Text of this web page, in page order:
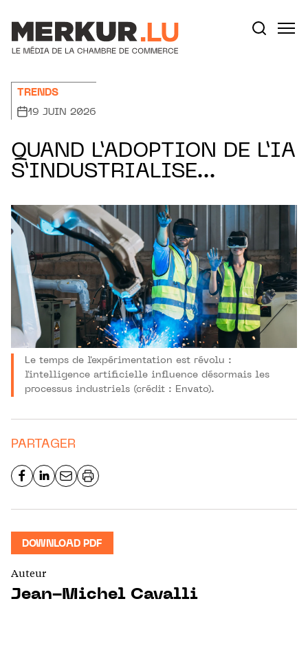
TRENDS
19 JUIN 2026
QUAND L’ADOPTION DE L’IA
S’INDUSTRIALISE…
Le temps de l'expérimentation est révolu :
l'intelligence artificielle influence désormais les
processus industriels (crédit : Envato).
PARTAGER
DOWNLOAD PDF
Auteur
Jean-Michel Cavalli